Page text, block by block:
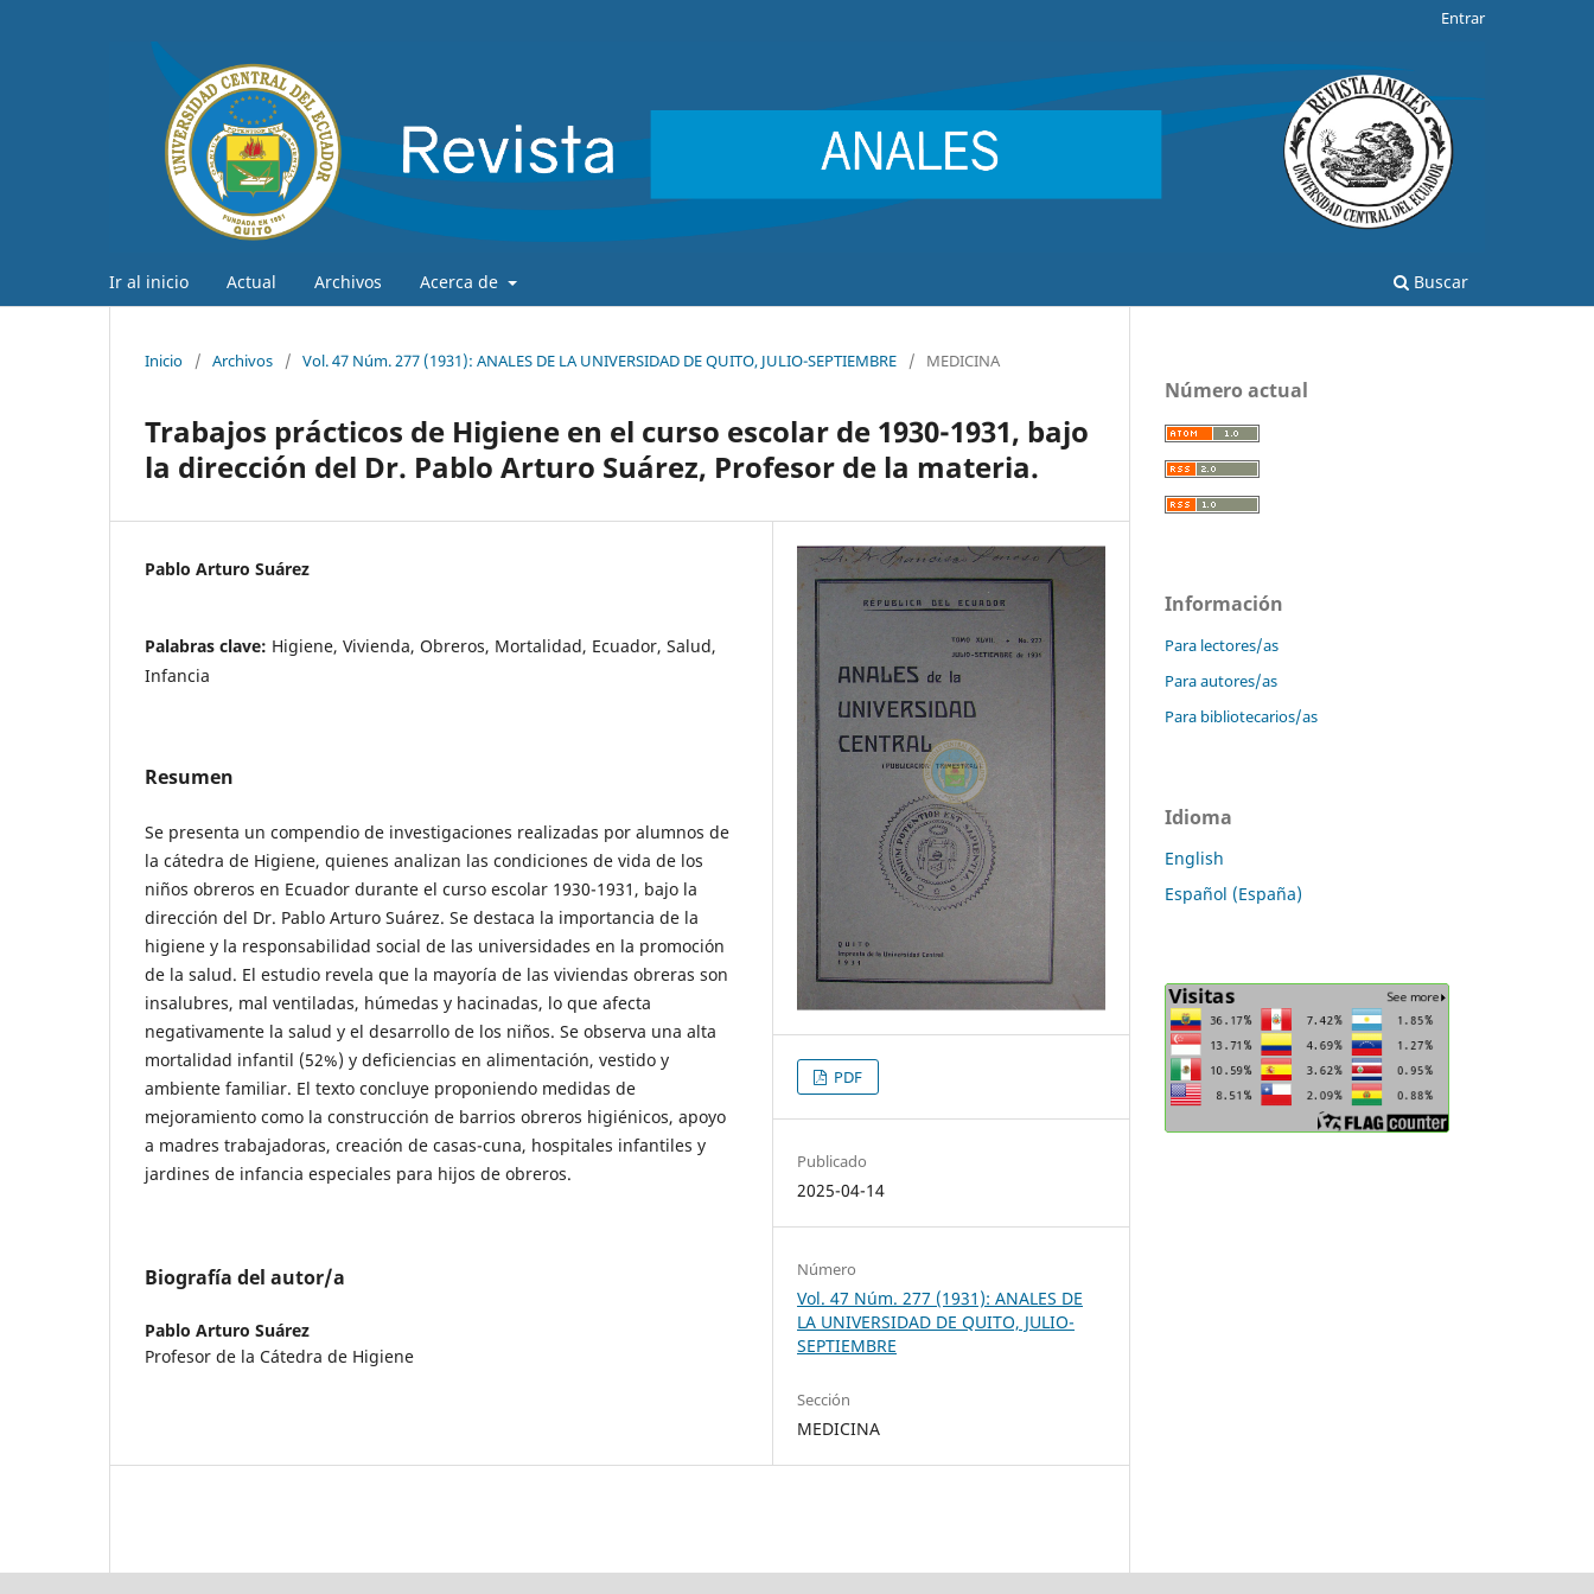
Ir al inicio Actual Archivos Acerca de Buscar
Entrar
Inicio / Archivos / Vol. 47 Núm. 277 (1931): ANALES DE LA UNIVERSIDAD DE QUITO, JULIO-SEPTIEMBRE / MEDICINA
Trabajos prácticos de Higiene en el curso escolar de 1930-1931, bajo
la dirección del Dr. Pablo Arturo Suárez, Profesor de la materia.
Pablo Arturo Suárez
Palabras clave: Higiene, Vivienda, Obreros, Mortalidad, Ecuador, Salud,
Infancia
Resumen
Se presenta un compendio de investigaciones realizadas por alumnos de
la cátedra de Higiene, quienes analizan las condiciones de vida de los
niños obreros en Ecuador durante el curso escolar 1930-1931, bajo la
dirección del Dr. Pablo Arturo Suárez. Se destaca la importancia de la
higiene y la responsabilidad social de las universidades en la promoción
de la salud. El estudio revela que la mayoría de las viviendas obreras son
insalubres, mal ventiladas, húmedas y hacinadas, lo que afecta
negativamente la salud y el desarrollo de los niños. Se observa una alta
mortalidad infantil (52%) y deficiencias en alimentación, vestido y
ambiente familiar. El texto concluye proponiendo medidas de
mejoramiento como la construcción de barrios obreros higiénicos, apoyo
a madres trabajadoras, creación de casas-cuna, hospitales infantiles y
jardines de infancia especiales para hijos de obreros.
Biografía del autor/a
Pablo Arturo Suárez
Profesor de la Cátedra de Higiene
PDF
Publicado
2025-04-14
Número
Vol. 47 Núm. 277 (1931): ANALES DE
LA UNIVERSIDAD DE QUITO, JULIO-
SEPTIEMBRE
Sección
MEDICINA
Número actual
Información
Para lectores/as
Para autores/as
Para bibliotecarios/as
Idioma
English
Español (España)